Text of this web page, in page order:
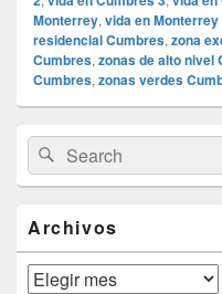
Monterrey, vida en
residencial Cumbres, zona
Cumbres, zonas de alto nivel
Cumbres, zonas verdes
Primary
Sidebar
Widget
Area
Search
for:
Search
Archivos
Archivos